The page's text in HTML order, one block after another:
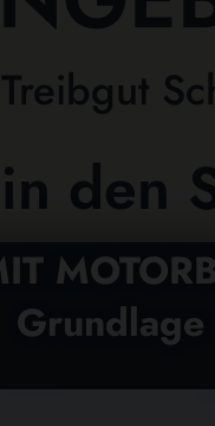
den
Grundlage